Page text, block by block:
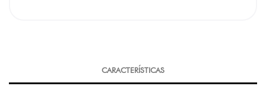
CARACTERÍSTICAS